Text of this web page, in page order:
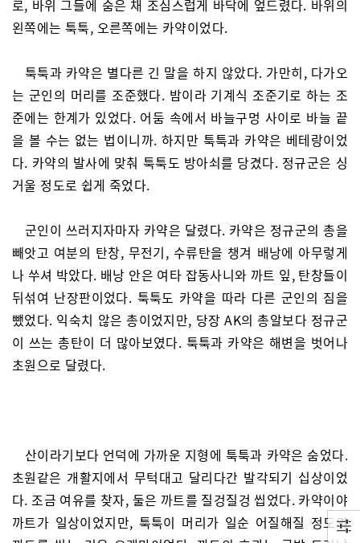
로, 바위 그들에 숨은 채 조심스럽게 바닥에 엎드렸다. 바위의
왼쪽에는 툭툭, 오른쪽에는 카약이었다.
툭툭과 카약은 별다른 긴 말을 하지 않았다. 가만히, 다가오
는 군인의 머리를 조준했다. 밤이라 기계식 조준기로 하는 조
준에는 한계가 있었다. 어둠 속에서 바늘구멍 사이로 바늘 끝
을 볼 수는 없는 법이니까. 하지만 툭툭과 카약은 베테랑이었
다. 카약의 발사에 맞춰 툭툭도 방아쇠를 당겼다. 정규군은 싱
거울 정도로 쉽게 죽었다.
군인이 쓰러지자마자 카약은 달렸다. 카약은 정규군의 총을
빼앗고 여분의 탄창, 무전기, 수류탄을 챙겨 배낭에 아무렇게
나 쑤셔 박았다. 배낭 안은 여타 잡동사니와 까트 잎, 탄창들이
뒤섞여 난장판이었다. 툭툭도 카약을 따라 다른 군인의 짐을
뺐었다. 익숙치 않은 총이었지만, 당장 AK의 총알보다 정규군
이 쓰는 총탄이 더 많아보였다. 툭툭과 카약은 해변을 벗어나
초원으로 달렸다.
산이라기보다 언덕에 가까운 지형에 툭툭과 카약은 숨었다.
초원같은 개활지에서 무턱대고 달리다간 발각되기 십상이었
다. 조금 여유를 찾자, 둘은 까트를 질겅질겅 씹었다. 카약이야
까트가 일상이었지만, 툭툭이 머리가 일순 어질해질 정도의